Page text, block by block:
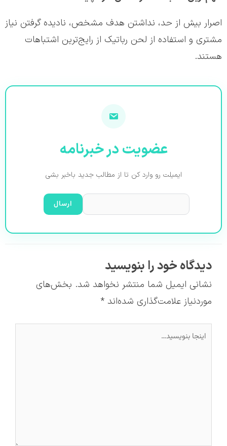
اصرار بیش از حد، نداشتن هدف مشخص، نادیده گرفتن نیاز
مشتری و استفاده از لحن رباتیک از رایج‌ترین اشتباهات
هستند.
عضویت در خبرنامه
ایمیلت رو وارد کن تا از مطالب جدید باخبر بشی
دیدگاه‌ خود را بنویسید
نشانی ایمیل شما منتشر نخواهد شد. بخش‌های
موردنیاز علامت‌گذاری شده‌اند *
اینجا